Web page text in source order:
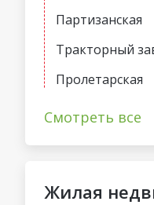
Партизанская
Тракторный
Пролетарская
Смотреть все
Жилая